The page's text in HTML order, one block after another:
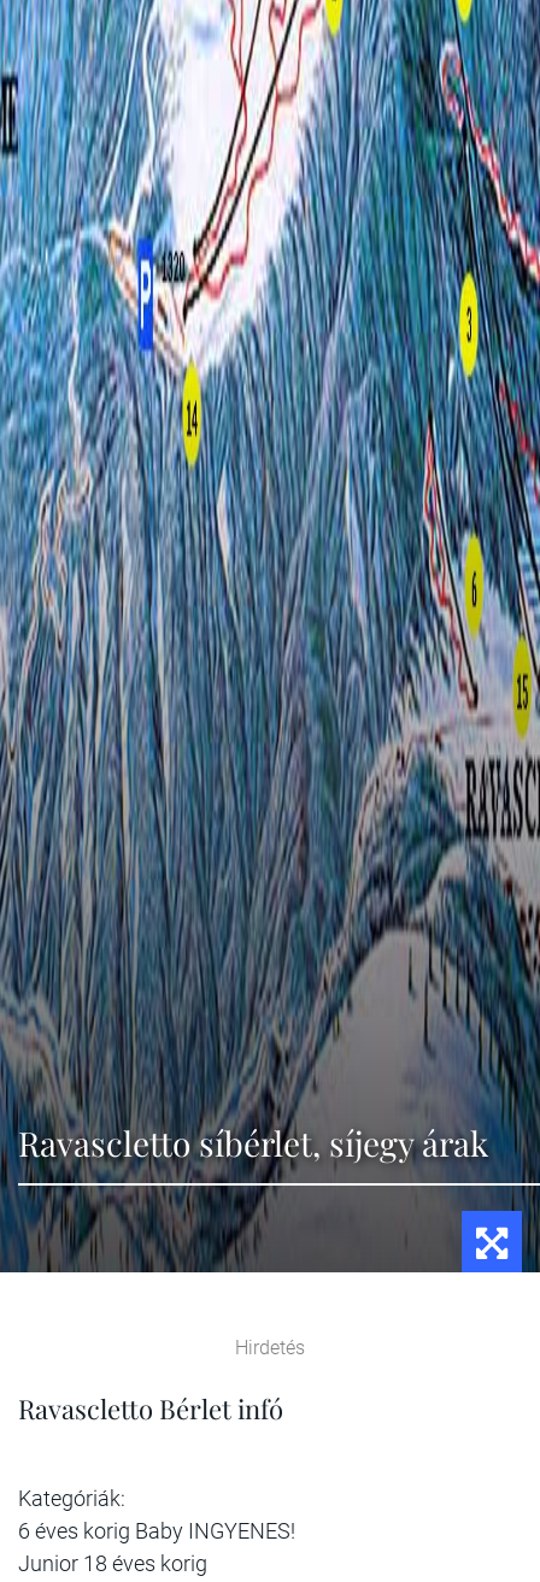
Ravascletto síbérlet, síjegy árak
Hirdetés
Ravascletto Bérlet infó
Kategóriák:
6 éves korig Baby INGYENES!
Junior 18 éves korig